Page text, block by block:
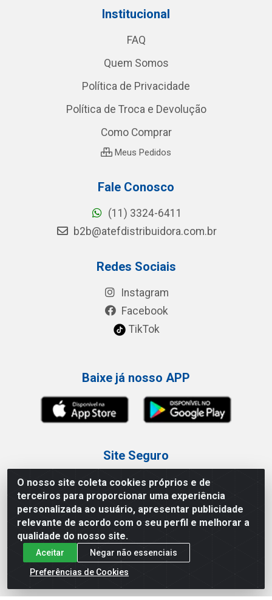
O nosso site coleta cookies próprios e de
terceiros para proporcionar uma experiência
personalizada ao usuário, apresentar publicidade
relevante de acordo com o seu perfil e melhorar a
qualidade do nosso site.
Aceitar
Negar não essenciais
Preferências de Cookies
Institucional
FAQ
Quem Somos
Política de Privacidade
Política de Troca e Devolução
Como Comprar
Meus Pedidos
Fale Conosco
(11) 3324-6411
b2b@atefdistribuidora.com.br
Redes Sociais
Instagram
Facebook
TikTok
Baixe já nosso APP
Site Seguro
Loja / Showroom
Tel.: (11) 3227-0546
Av Vautier, 587/597 - Pari - São Paulo/SP